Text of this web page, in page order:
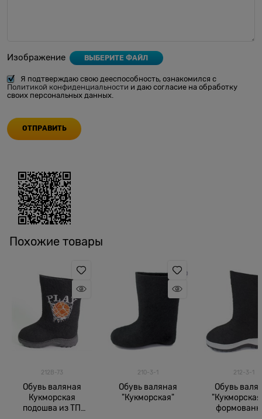
Изображение ВЫБЕРИТЕ ФАЙЛ
Я подтверждаю свою дееспособность, ознакомился с
Политикой конфиденциальности и даю согласие на обработку
своих персональных данных.
Похожие товары
212В-73
Обувь валяная
Кукморская
подошва из ТП
210-3-1
Обувь валяная
"Кукморская"
212-3-1
Обувь